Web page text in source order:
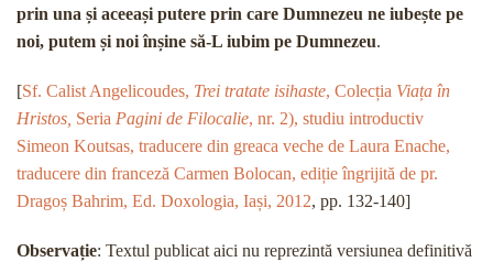
prin una și aceeași putere prin care Dumnezeu ne iubește pe
noi, putem și noi înșine să-L iubim pe Dumnezeu.
[Sf. Calist Angelicoudes, Trei tratate isihaste, Colecția Viața în
Hristos, Seria Pagini de Filocalie, nr. 2), studiu introductiv
Simeon Koutsas, traducere din greaca veche de Laura Enache,
traducere din franceză Carmen Bolocan, ediție îngrijită de pr.
Dragoș Bahrim, Ed. Doxologia, Iași, 2012, pp. 132-140]
Observație: Textul publicat aici nu reprezintă versiunea definitivă